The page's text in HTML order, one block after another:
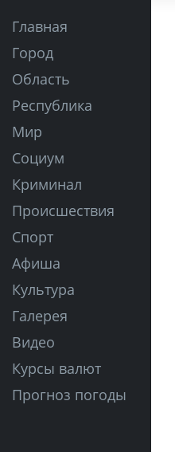
Главная
Город
Область
Республика
Мир
Социум
Криминал
Происшествия
Спорт
Афиша
Культура
Галерея
Видео
Курсы валют
Прогноз погоды